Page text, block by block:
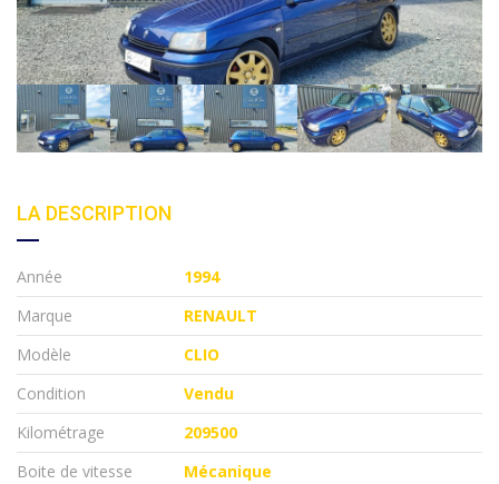
LA DESCRIPTION
Année
1994
Marque
RENAULT
Modèle
CLIO
Condition
Vendu
Kilométrage
209500
Boite de vitesse
Mécanique